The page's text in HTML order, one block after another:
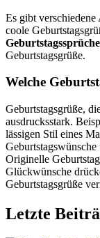
Es gibt
coole
Geburtstagssprüche
Geburtstagsgrüße.
Welche
Geburtstagsgrüße,
ausdrucksstark.
lässigen Stil eines
Originelle
Glückwünsche
Geburtstagsgrüße
Letzte